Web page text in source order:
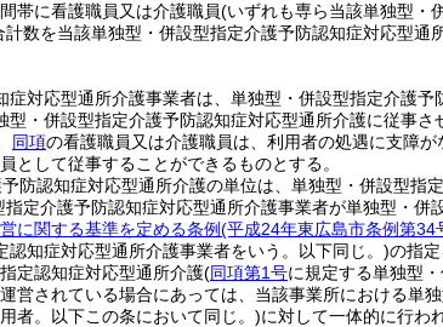
帯に看護職員又は介護職員(いずれも専ら当該単独型・
数を当該単独型・併設型指定介護予防認知症対応型
対応型通所介護事業者は、単独型・併設型指定介護予
・併設型指定介護予防認知症対応型通所介護に従事さ
同項の看護職員又は介護職員は、利用者の処遇に支障
として従事することができるものとする。
防認知症対応型通所介護の単位は、単独型・併設型指
定介護予防認知症対応型通所介護事業者が単独型・併
に関する基準を定める条例(平成24年東広島市条例第34
認知症対応型通所介護事業者をいう。以下同じ。)の指
定認知症対応型通所介護(同項第1号に規定する単独型
営されている場合にあっては、当該事業所における単
者。以下この条において同じ。)に対して一体的に行わ